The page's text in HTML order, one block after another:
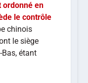
ordonné en
le contrôle
chinois
le siège
étant